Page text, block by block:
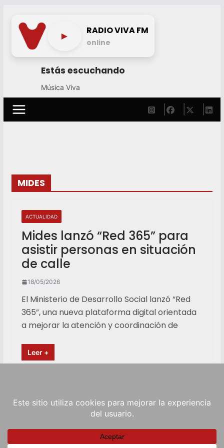
content
► RADIO VIVA FM
online
Estás escuchando
Música Viva
MIDES
ACTUALIDAD
Mides lanzó “Red 365” para
asistir personas en situación
de calle
18/05/2026
El Ministerio de Desarrollo Social lanzó “Red
365”, una nueva plataforma digital orientada
a mejorar la atención y coordinación de
Leer +
RadioViva FM. Powered by